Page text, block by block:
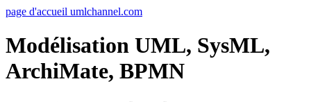
page d'accueil umlchannel.com
Modélisation UML, SysML,
ArchiMate, BPMN